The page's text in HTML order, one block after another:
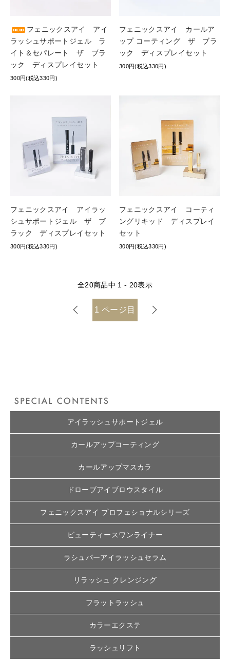
フェニックスアイ アイ
ラッシュサポートジェル ラ
イト＆セパレート ザ ブラ
ック ディスプレイセット
300円(税込330円)
フェニックスアイ カールア
ップ コーティング ザ ブラ
ック ディスプレイセット
300円(税込330円)
フェニックスアイ アイラッ
シュサポートジェル ザ ブ
ラック ディスプレイセット
300円(税込330円)
フェニックスアイ コーティ
ングリキッド ディスプレイ
セット
300円(税込330円)
全20商品中 1 - 20表示
1ページ目
アイラッシュサポートジェル
カールアップコーティング
カールアップマスカラ
ドローブアイブロウスタイル
フェニックスアイ プロフェショナルシリーズ
ビューティースワンライナー
ラシュパーアイラッシュセラム
リラッシュ クレンジング
フラットラッシュ
カラーエクステ
ラッシュリフト